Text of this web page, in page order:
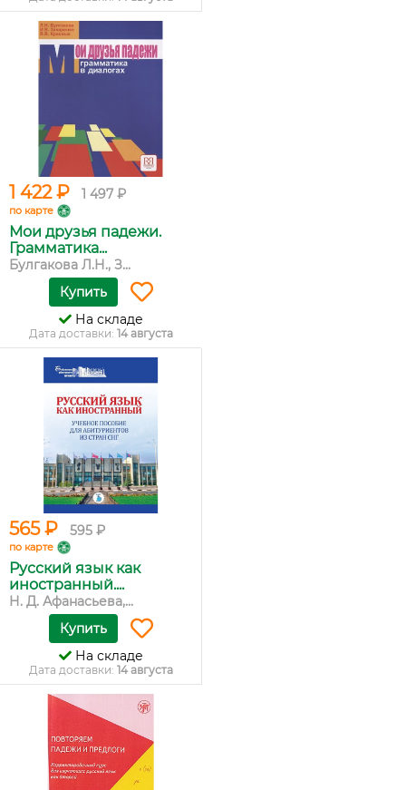
1 422 ₽ 1 497 ₽
по карте
Мои друзья падежи.
Грамматика...
Булгакова Л.Н., З...
Купить
На складе
Дата доставки: 14 августа
565 ₽ 595 ₽
по карте
Русский язык как
иностранный....
Н. Д. Афанасьева,...
Купить
На складе
Дата доставки: 14 августа